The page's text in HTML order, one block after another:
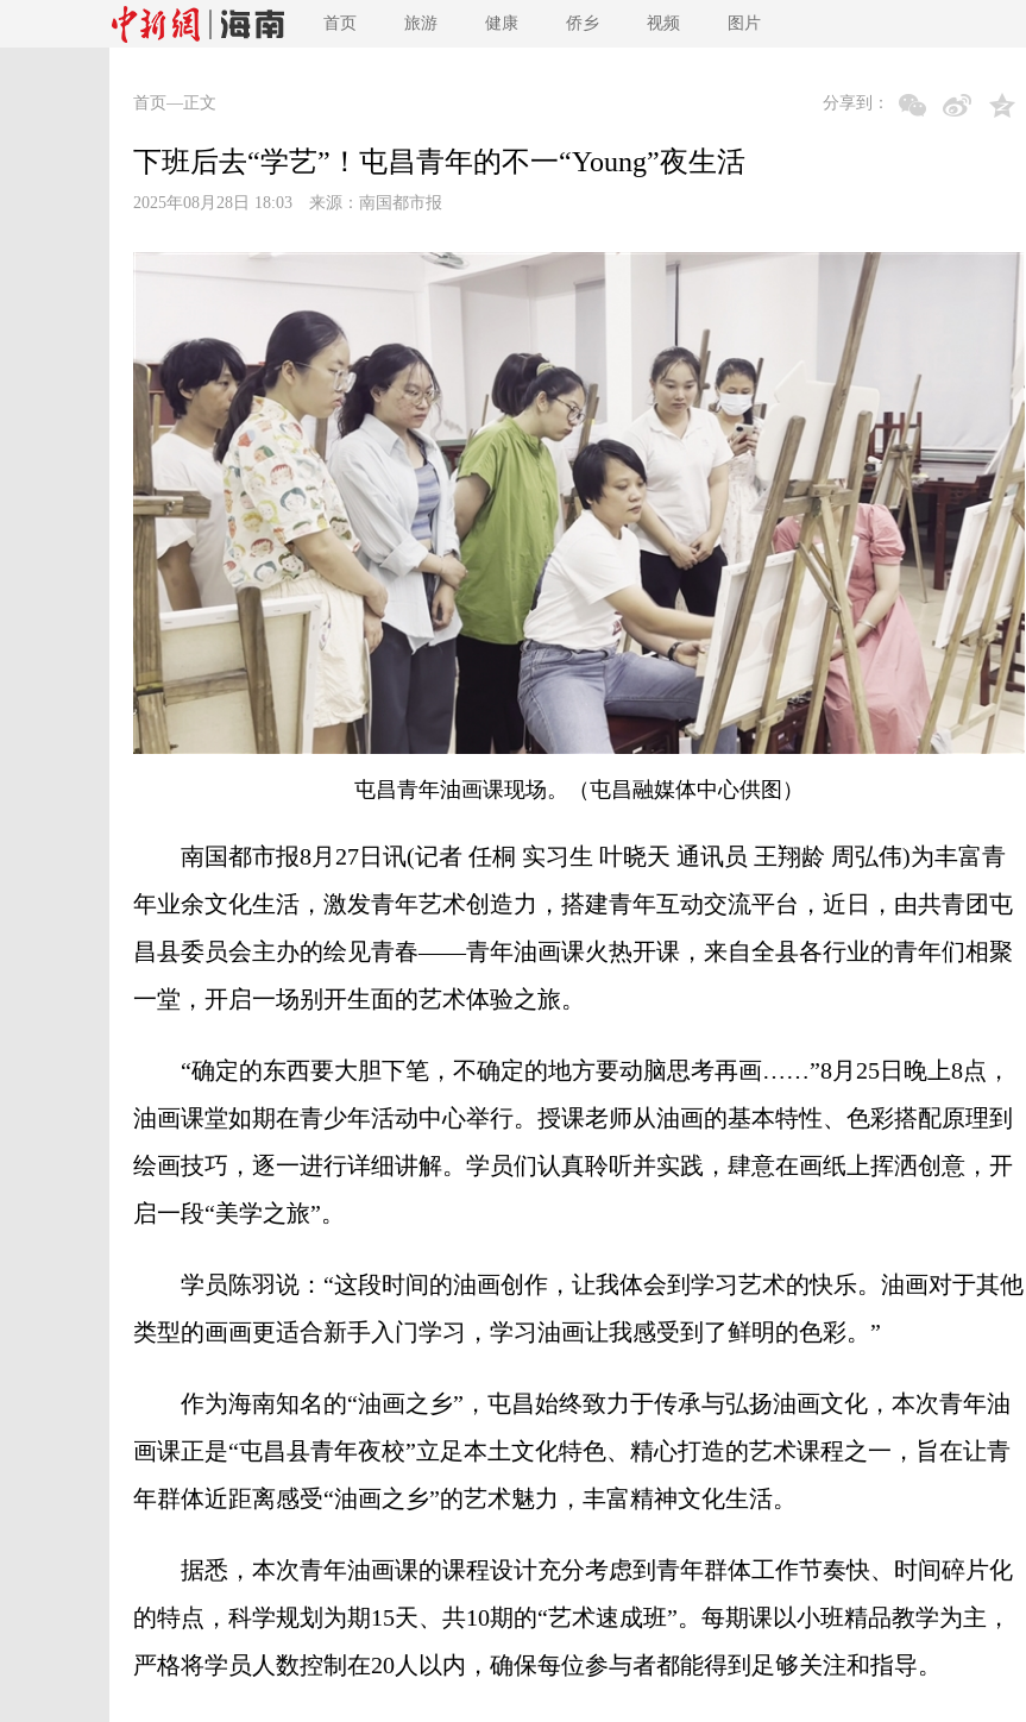
首页 旅游 健康 侨乡 视频 图片
首页 —正文 分享到：
下班后去“学艺”！屯昌青年的不一“Young”夜生活
2025年08月28日 18:03 来源： 南国都市报
屯昌青年油画课现场。（屯昌融媒体中心供图）
南国都市报8月27日讯(记者 任桐 实习生 叶晓天 通讯员 王翔龄 周弘伟)为丰富青
年业余文化生活，激发青年艺术创造力，搭建青年互动交流平台，近日，由共青团屯
昌县委员会主办的绘见青春——青年油画课火热开课，来自全县各行业的青年们相聚
一堂，开启一场别开生面的艺术体验之旅。
“确定的东西要大胆下笔，不确定的地方要动脑思考再画……”8月25日晚上8点，
油画课堂如期在青少年活动中心举行。授课老师从油画的基本特性、色彩搭配原理到
绘画技巧，逐一进行详细讲解。学员们认真聆听并实践，肆意在画纸上挥洒创意，开
启一段“美学之旅”。
学员陈羽说：“这段时间的油画创作，让我体会到学习艺术的快乐。油画对于其他
类型的画画更适合新手入门学习，学习油画让我感受到了鲜明的色彩。”
作为海南知名的“油画之乡”，屯昌始终致力于传承与弘扬油画文化，本次青年油
画课正是“屯昌县青年夜校”立足本土文化特色、精心打造的艺术课程之一，旨在让青
年群体近距离感受“油画之乡”的艺术魅力，丰富精神文化生活。
据悉，本次青年油画课的课程设计充分考虑到青年群体工作节奏快、时间碎片化
的特点，科学规划为期15天、共10期的“艺术速成班”。每期课以小班精品教学为主，
严格将学员人数控制在20人以内，确保每位参与者都能得到足够关注和指导。